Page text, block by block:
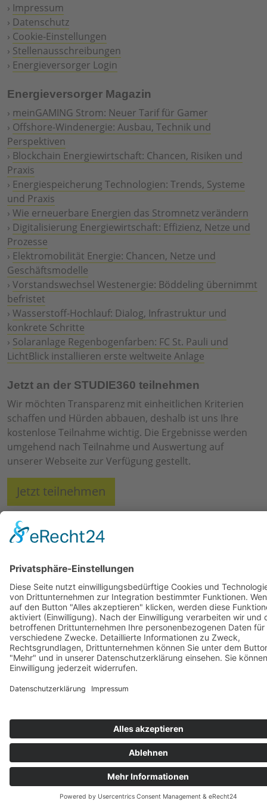
› Impressum
› Datenschutz
› Cookie-Einstellungen
› Stellenausschreibungen
› Energieversorger Login
Energieversorger Magazin
› meinGAMING Strom: Neuer Tarif für Gamer
› Offshore-Windenergie: Ausbau, Technik und
Perspektiven
› Blockchain Energiewirtschaft: Chancen, Risiken und
Praxis
› Energiespeicherung Technologien: Trends, Systeme
und Praxis
› Wie erneuerbare Energien das Stromnetz verändern
› Digitalisierung Energiewirtschaft: Effizienz, Netze und
Prozesse
› Elektromobilität Energie: Chancen, Netze und
Geschäftsmodelle
› Vorstandswechsel Westenergie: Böddeling übernimmt
befristet
› Wasserstoff-Hochlauf: Dialog, Infrastruktur und
konkrete Schritte
› Solaranlage Regenbogenfarben: FC St. Pauli und
LichtBlick installieren erste weltweite Anlage
Jetzt an der STUDIE360 teilnehmen
Wir möchten Transparenz mit einheitlichen Kriterien
schaffen und Hürden abbauen, deshalb ist uns Ihre
kostenlose Teilnahme wichtig. Die Ergebnisse werden
umgehend nach Teilnahme und Auswertung auf
unserer Webseite zur Verfügung gestellt.
Jetzt teilnehmen